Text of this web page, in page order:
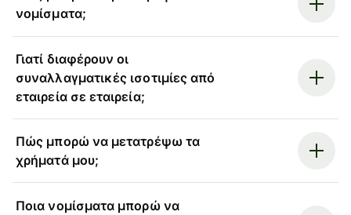
νομίσματα;
Γιατί διαφέρουν οι
συναλλαγματικές ισοτιμίες από
εταιρεία σε εταιρεία;
Πώς μπορώ να μετατρέψω τα
χρήματά μου;
Ποια νομίσματα μπορώ να